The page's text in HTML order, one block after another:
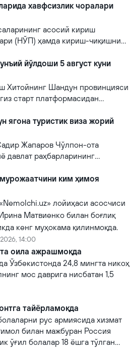
қаратилган.
хавфсизлик чоралари
асосий кириш
(НЎП) ҳамда кириш-чиқишни
йўлдоши 5 август куни
Хитойнинг Шандун провинцияси
старт платформасидан
Lampung-1 йўлдоши билан бирга
ягона туристик виза жорий
Жапаров Чўлпон-ота
давлат раҳбарларининг
ким ҳимоя
лойиҳаси асосчиси
Матвиенко билан боғлиқ
кенг муҳокама қилинмоқда.
14:00
та оила ажрашмоқда
Ўзбекистонда 24,8 мингта никоҳ
мос даврига нисбатан 1,5
тайёрламоқда
рус армиясида хизмат
билан мажбуран Россия
ўғил болалар 18 ёшга тўлган